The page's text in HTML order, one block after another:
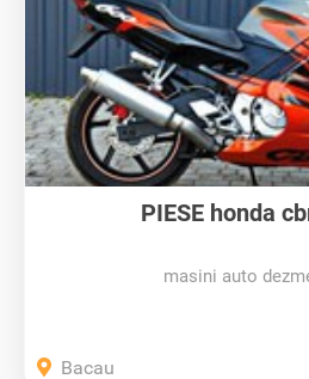
PIESE honda
masini auto
Bacau